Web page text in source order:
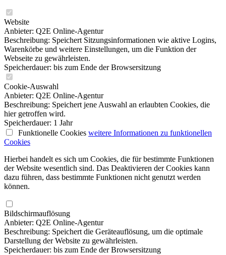
Website
Anbieter: Q2E Online-Agentur
Beschreibung: Speichert Sitzungsinformationen wie aktive Logins,
Warenkörbe und weitere Einstellungen, um die Funktion der
Webseite zu gewährleisten.
Speicherdauer: bis zum Ende der Browsersitzung
Cookie-Auswahl
Anbieter: Q2E Online-Agentur
Beschreibung: Speichert jene Auswahl an erlaubten Cookies, die
hier getroffen wird.
Speicherdauer: 1 Jahr
Funktionelle Cookies weitere Informationen zu funktionellen
Cookies
Hierbei handelt es sich um Cookies, die für bestimmte Funktionen
der Website wesentlich sind. Das Deaktivieren der Cookies kann
dazu führen, dass bestimmte Funktionen nicht genutzt werden
können.
Bildschirmauflösung
Anbieter: Q2E Online-Agentur
Beschreibung: Speichert die Geräteauflösung, um die optimale
Darstellung der Website zu gewährleisten.
Speicherdauer: bis zum Ende der Browsersitzung